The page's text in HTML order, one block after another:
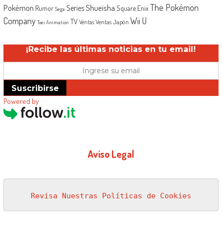
Pokémon Rumor Sega SeriesShueisha Square EnixThe Pokémon
Company Toei Animation TV Ventas Ventas Japón Wii U
¡Recibe las últimas noticias en tu email!
Suscribirse
Powered by
Aviso Legal
Revisa Nuestras Políticas de Cookies